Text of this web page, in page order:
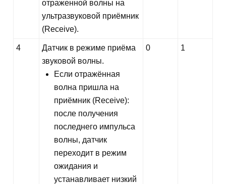
отраженной волны на
ультразвуковой приёмник
(Receive).
4
Датчик в режиме приёма
звуковой волны.
Если отражённая
волна пришла на
приёмник (Receive):
после получения
последнего импульса
волны, датчик
переходит в режим
ожидания и
устанавливает низкий
0 1